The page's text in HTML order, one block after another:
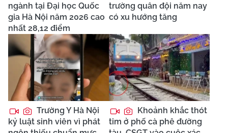
ngành tại Đại học Quốc
gia Hà Nội năm 2026 cao
nhất 28,12 điểm
trường quân đội năm nay
có xu hướng tăng
Trường Y Hà Nội
kỷ luật sinh viên vì phát
Khoảnh khắc thót
tim ở phố cà phê đường